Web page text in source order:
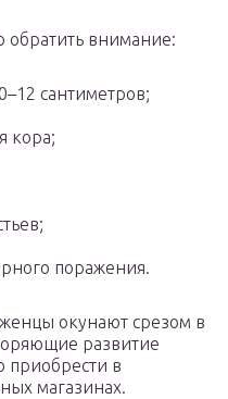
внимание:
сантиметров;
кора;
поражения.
окунают срезом в
развитие
приобрести в
магазинах.